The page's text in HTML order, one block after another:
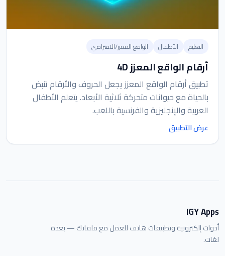
التعليم الأطفال الواقع المعزز/الافتراضي
أرقام الواقع المعزز 4D
تطبيق أرقام الواقع المعزز يجعل الحروف والأرقام تنبض
بالحياة مع حيوانات متحركة ثلاثية الأبعاد. يتعلم الأطفال
العربية والإنجليزية والفرنسية باللعب.
عرض التطبيق
IGY Apps
أدوات إلكترونية وتطبيقات هاتف للعمل مع ملفاتك — بعدة
لغات.